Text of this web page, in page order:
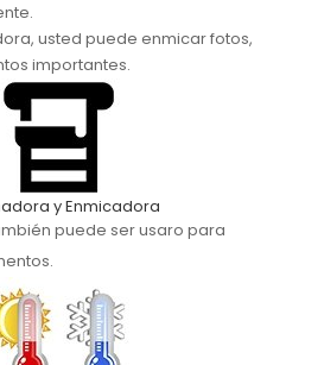
usted puede enmicar fotos,
importantes.
y Enmicadora
puede ser usaro para